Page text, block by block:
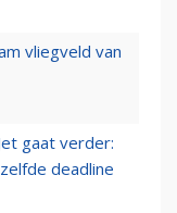
vliegveld van
gaat verder:
deadline